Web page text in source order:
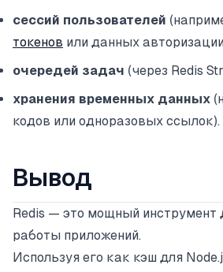
сессий пользователей
токенов или данных
очередей задач (через Redis
хранения временных данных
кодов или одноразовых ссылок).
Вывод
Redis — это мощный инструмент
работы приложений.
Используя его как кэш для